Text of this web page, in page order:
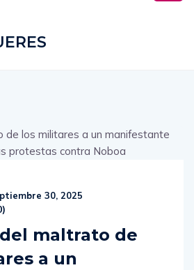
30, 2025
)
maltrato de
a un